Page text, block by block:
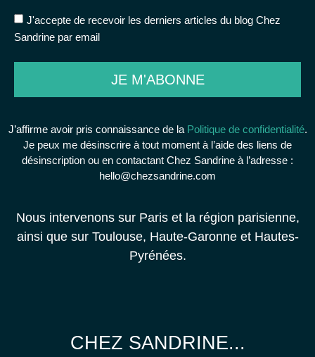
J'accepte de recevoir les derniers articles du blog Chez
Sandrine par email
JE M'ABONNE
J’affirme avoir pris connaissance de la Politique de confidentialité.
Je peux me désinscrire à tout moment à l’aide des liens de
désinscription ou en contactant Chez Sandrine à l’adresse :
hello@chezsandrine.com
Nous intervenons sur Paris et la région parisienne,
ainsi que sur Toulouse, Haute-Garonne et Hautes-
Pyrénées.
CHEZ SANDRINE...